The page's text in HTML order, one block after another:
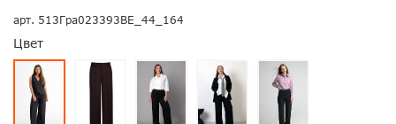
арт. 513Гра023393ВЕ_44_164
Цвет